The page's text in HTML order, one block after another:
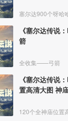
塞尔达900个呀哈
《塞尔达传说
箭
全收集——弓箭
《塞尔达传说
置高清大图 神
120个全神庙位置